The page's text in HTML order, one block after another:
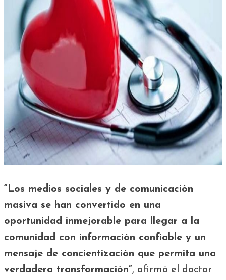
“Los medios sociales y de comunicación
masiva se han convertido en una
oportunidad inmejorable para llegar a la
comunidad con información confiable y un
mensaje de concientización que permita una
verdadera transformación”, afirmó el doctor